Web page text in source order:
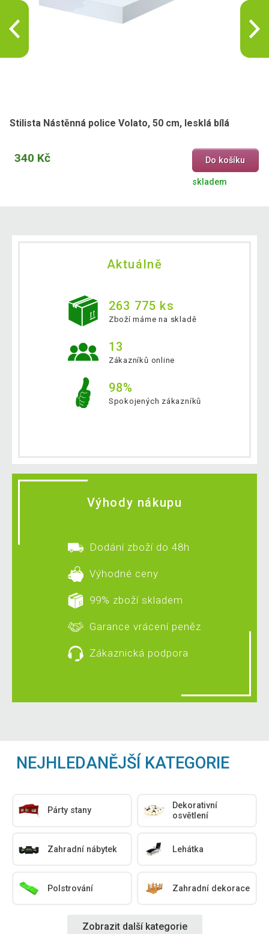
Stilista Nástěnná police Volato, 50 cm, lesklá bílá
340 Kč Do košíku
skladem
Aktuálně
263 775 ks
Zboží máme na skladě
13
Zákazníků online
98%
Spokojených zákazníků
Výhody nákupu
Dodání zboží do 48h
Výhodné ceny
99% zboží skladem
Garance vrácení peněz
Zákaznická podpora
NEJHLEDANĚJŠÍ KATEGORIE
Párty stany
Dekorativní
osvětlení
Zahradní nábytek Lehátka
Polstrování Zahradní dekorace
Zobrazit další kategorie